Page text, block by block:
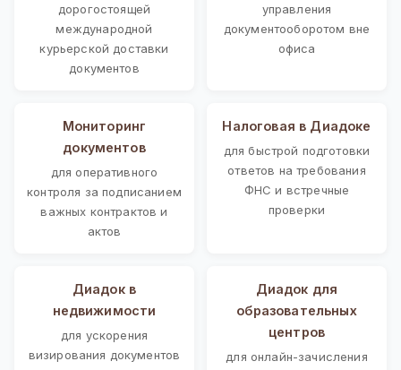
дорогостоящей
международной
курьерской доставки
документов
управления
документооборотом вне
офиса
Мониторинг
документов
для оперативного
контроля за подписанием
важных контрактов и
актов
Налоговая в Диадоке
для быстрой подготовки
ответов на требования
ФНС и встречные
проверки
Диадок в
недвижимости
для ускорения
визирования документов
Диадок для
образовательных
центров
для онлайн-зачисления